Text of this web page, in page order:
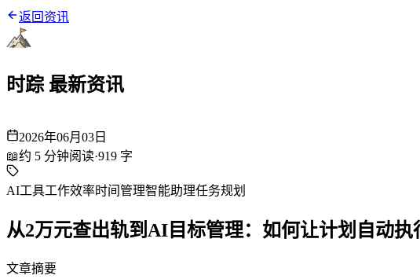
返回资讯
时踪 最新资讯
2026年06月03日
📖约 5 分钟阅读·919 字
AI工具工作效率时间管理智能助理任务规划
从2万元查出轨到AI目标管理：如何让计划自动执
文章摘要